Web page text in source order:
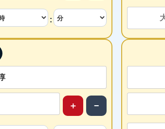
:
＋ −